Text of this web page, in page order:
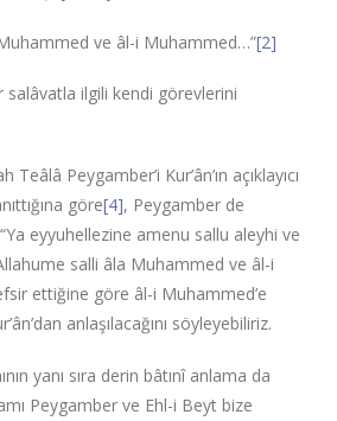
ve âl-i Muhammed…”[2]
ilgili kendi görevlerini
Peygamber’i Kur’ân’ın açıklayıcı
göre[4], Peygamber de
eyyuhellezine amenu sallu aleyhi ve
salli âla Muhammed ve âl-i
ettiğine göre âl-i Muhammed’e
anlaşılacağını söyleyebiliriz.
yanı sıra derin bâtınî anlama da
Peygamber ve Ehl-i Beyt bize